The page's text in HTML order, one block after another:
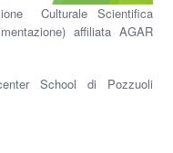
Culturale Scientifica
affiliata AGAR
School di Pozzuoli